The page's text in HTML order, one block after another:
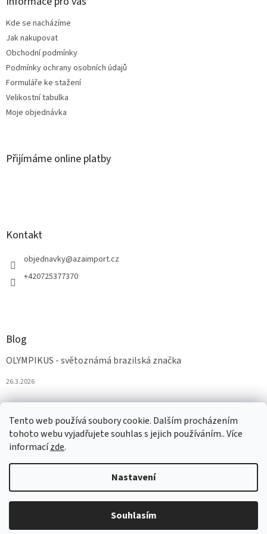
Tento web používá soubory cookie. Dalším procházením
tohoto webu vyjadřujete souhlas s jejich používáním.. Více
informacízde.
Nastavení
Souhlasím
Kde se nacházíme
Jak nakupovat
Obchodní podmínky
Podmínky ochrany osobních údajů
Formuláře ke stažení
Velikostní tabulka
Moje objednávka
Přijímáme online platby
Kontakt
objednavky@azaimport.cz
+420725377370
Blog
OLYMPIKUS - světoznámá brazilská značka
26.3.2026
Vytvořil Shoptet
AZAobuv. Všechna práva vyhrazena.